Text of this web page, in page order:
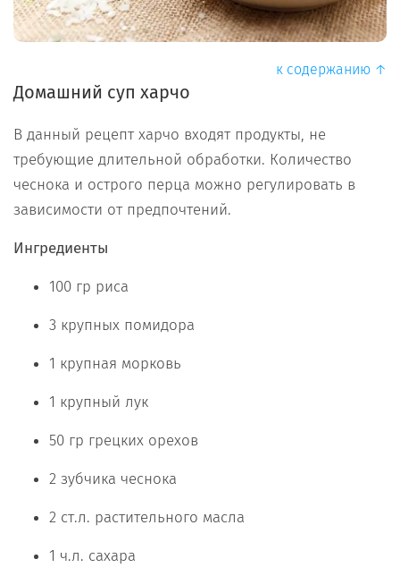
к содержанию ↑
Домашний суп харчо
В данный рецепт харчо входят продукты, не
требующие длительной обработки. Количество
чеснока и острого перца можно регулировать в
зависимости от предпочтений.
Ингредиенты
100 гр риса
3 крупных помидора
1 крупная морковь
1 крупный лук
50 гр грецких орехов
2 зубчика чеснока
2 ст.л. растительного масла
1 ч.л. сахара